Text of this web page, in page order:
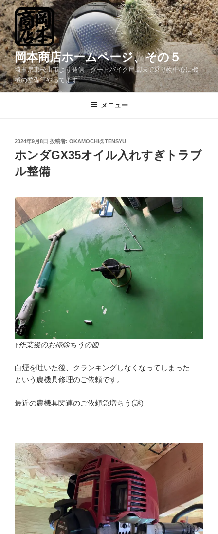
コ
ン
テ
ン
ツ
へ
ス
キ
岡本商店ホームページ、その５
埼玉県東松山市より発信 ダートバイク屋風味で乗り物中心に機
械の整備等やってます
メニュー
投
日:
2024年9月8日 投稿者: OKAMOCHI@TENSYU
ホンダGX35オイル入れすぎトラブ
ル整備
↑作業後のお掃除ちうの図
白煙を吐いた後、クランキングしなくなってしまった
という農機具修理のご依頼です。
最近の農機具関連のご依頼急増ちう(謎)